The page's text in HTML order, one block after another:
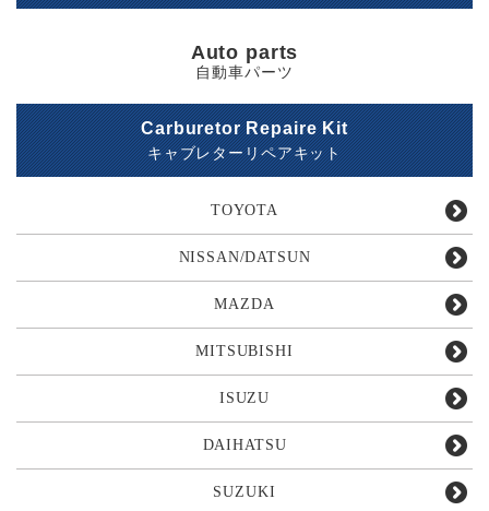
Auto parts
自動車パーツ
Carburetor Repaire Kit
キャブレターリペアキット
TOYOTA
NISSAN/DATSUN
MAZDA
MITSUBISHI
ISUZU
DAIHATSU
SUZUKI